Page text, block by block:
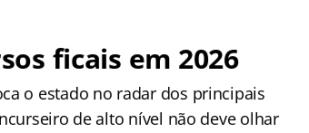
ficais em 2026
o estado no radar dos principais
de alto nível não deve olhar